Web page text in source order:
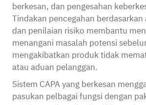
berkesan, dan pengesahan
Tindakan pencegahan berdasarkan
dan penilaian risiko membantu
menangani masalah potensi
mengakibatkan produk tidak
atau aduan pelanggan.
Sistem CAPA yang berkesan
pasukan pelbagai fungsi dengan